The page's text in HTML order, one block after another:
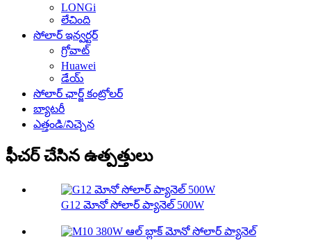
LONGi
లేచింది
సోలార్ ఇన్వర్టర్
గ్రోవాట్
Huawei
డేయ్
సోలార్ ఛార్జ్ కంట్రోలర్
బ్యాటరీ
ఎత్తండి/నిచ్చెన
ఫీచర్ చేసిన ఉత్పత్తులు
G12 మోనో సోలార్ ప్యానెల్ 500W